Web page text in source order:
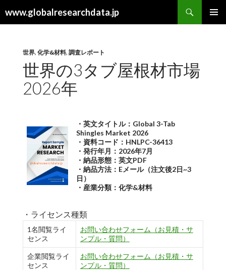
www.globalresearchdata.jp
索
世界, 化学&材料, 調査レポート
世界の3タブ屋根材市場
2026年
・英文タイトル：Global 3-Tab
Shingles Market 2026
・資料コード：HNLPC-36413
・発行年月：2026年7月
・納品形態：英文PDF
・納品方法：Eメール（注文後2日~3
日）
・産業分類：化学&材料
・ライセンス種類
1名閲覧ライ
センス
お問い合わせフォーム（お見積・サ
ンプル・質問）
企業閲覧ライ
センス
お問い合わせフォーム（お見積・サ
ンプル・質問）